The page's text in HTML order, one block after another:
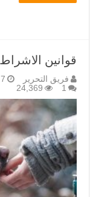
قوانين
فريق التحرير 7 مايو، 2021
1
24,369